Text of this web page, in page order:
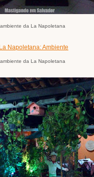
da La Napoletana
da La Napoletana